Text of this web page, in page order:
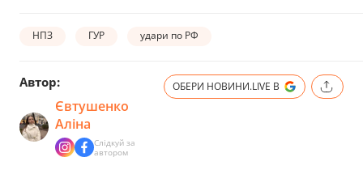
НПЗ ГУР удари по РФ
Автор:
Євтушенко
Аліна
Слідкуй за
автором
ОБЕРИ НОВИНИ.LIVE В